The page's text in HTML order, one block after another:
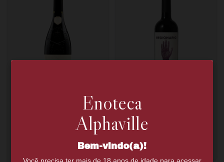
R$501,60com Pix
Regionario Syrah
ATÉ 8% OFF
QUANTIDADE
R$93,10
Enoteca
Alphaville
Bem-vindo(a)!